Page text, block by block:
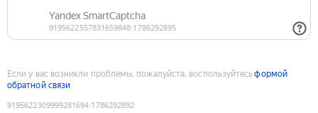
Если у вас возникли проблемы, пожалуйста, воспользуйтесьформой
обратной связи
9195622309999281694:1786292892